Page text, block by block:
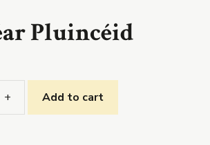
Pluincéid
Oilibhéar
+ Add to cart